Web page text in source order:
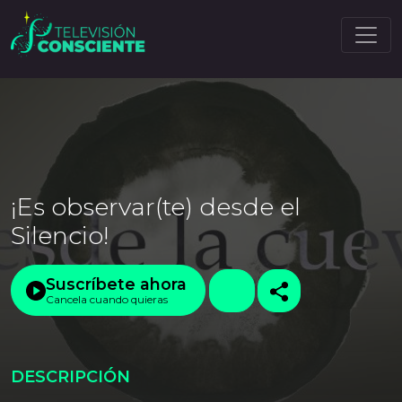
¡Es observar(te) desde el
Silencio!
Suscríbete ahora
Cancela cuando quieras
DESCRIPCIÓN